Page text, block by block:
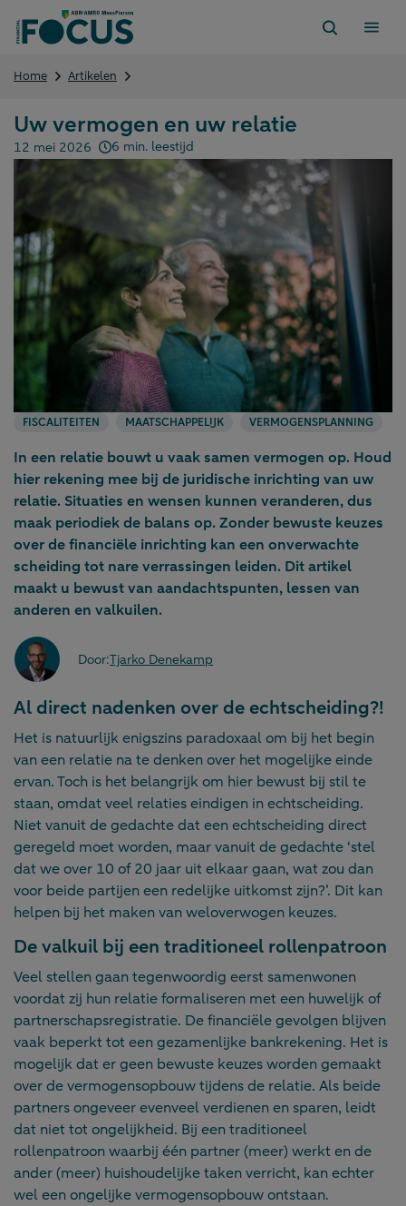
naar
Home Artikelen
uw
relatie
Uw vermogen en uw relatie
Gepubliceerd op:
12 mei 2026 6 min. leestijd
FISCALITEITEN MAATSCHAPPELIJK VERMOGENSPLANNING
In een relatie bouwt u vaak samen vermogen op. Houd
hier rekening mee bij de juridische inrichting van uw
relatie. Situaties en wensen kunnen veranderen, dus
maak periodiek de balans op. Zonder bewuste keuzes
over de financiële inrichting kan een onverwachte
scheiding tot nare verrassingen leiden. Dit artikel
maakt u bewust van aandachtspunten, lessen van
anderen en valkuilen.
Door:Tjarko Denekamp
Al direct nadenken over de echtscheiding?!
Het is natuurlijk enigszins paradoxaal om bij het begin
van een relatie na te denken over het mogelijke einde
ervan. Toch is het belangrijk om hier bewust bij stil te
staan, omdat veel relaties eindigen in echtscheiding.
Niet vanuit de gedachte dat een echtscheiding direct
geregeld moet worden, maar vanuit de gedachte ‘stel
dat we over 10 of 20 jaar uit elkaar gaan, wat zou dan
voor beide partijen een redelijke uitkomst zijn?’. Dit kan
helpen bij het maken van weloverwogen keuzes.
De valkuil bij een traditioneel rollenpatroon
Veel stellen gaan tegenwoordig eerst samenwonen
voordat zij hun relatie formaliseren met een huwelijk of
partnerschapsregistratie. De financiële gevolgen blijven
vaak beperkt tot een gezamenlijke bankrekening. Het is
mogelijk dat er geen bewuste keuzes worden gemaakt
over de vermogensopbouw tijdens de relatie. Als beide
partners ongeveer evenveel verdienen en sparen, leidt
dat niet tot ongelijkheid. Bij een traditioneel
rollenpatroon waarbij één partner (meer) werkt en de
ander (meer) huishoudelijke taken verricht, kan echter
wel een ongelijke vermogensopbouw ontstaan.